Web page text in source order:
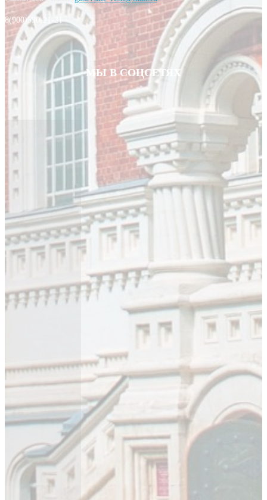
8(900)590-21-21
МЫ В СОЦСЕТЯХ